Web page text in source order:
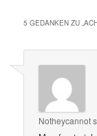
5 GEDANKEN ZU „
Notheycannot